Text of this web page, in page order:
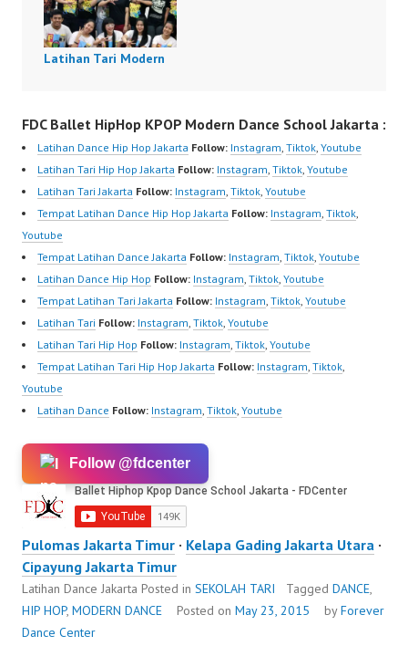
Latihan Tari Modern
FDC Ballet HipHop KPOP Modern Dance School Jakarta :
Latihan Dance Hip Hop Jakarta Follow: Instagram, Tiktok, Youtube
Latihan Tari Hip Hop Jakarta Follow: Instagram, Tiktok, Youtube
Latihan Tari Jakarta Follow: Instagram, Tiktok, Youtube
Tempat Latihan Dance Hip Hop Jakarta Follow: Instagram, Tiktok,
Youtube
Tempat Latihan Dance Jakarta Follow: Instagram, Tiktok, Youtube
Latihan Dance Hip Hop Follow: Instagram, Tiktok, Youtube
Tempat Latihan Tari Jakarta Follow: Instagram, Tiktok, Youtube
Latihan Tari Follow: Instagram, Tiktok, Youtube
Latihan Tari Hip Hop Follow: Instagram, Tiktok, Youtube
Tempat Latihan Tari Hip Hop Jakarta Follow: Instagram, Tiktok,
Youtube
Latihan Dance Follow: Instagram, Tiktok, Youtube
Follow @fdcenter
Pulomas Jakarta Timur · Kelapa Gading Jakarta Utara ·
Cipayung Jakarta Timur
Latihan Dance Jakarta Posted in SEKOLAH TARI Tagged DANCE,
HIP HOP, MODERN DANCE Posted on May 23, 2015 byForever
Dance Center